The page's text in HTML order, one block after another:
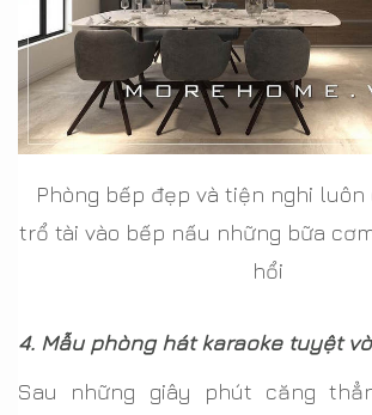
Phòng bếp đẹp và tiện nghi luôn
trổ tài vào bếp nấu những bữa
hổi
4. Mẫu phòng hát karaoke tuyệt
Sau những giây phút căng